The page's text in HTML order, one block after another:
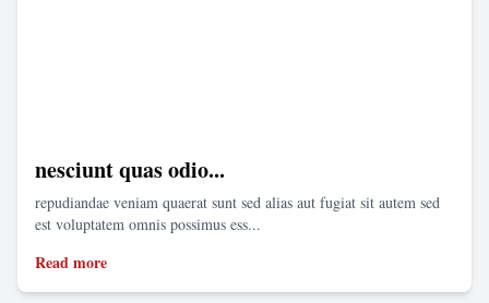
nesciunt quas odio...
repudiandae veniam quaerat sunt sed alias aut fugiat sit autem sed
est voluptatem omnis possimus ess...
Read more